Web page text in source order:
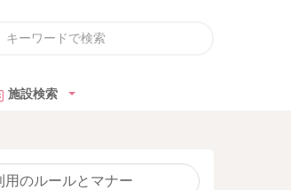
施設検索
用のルールとマナー